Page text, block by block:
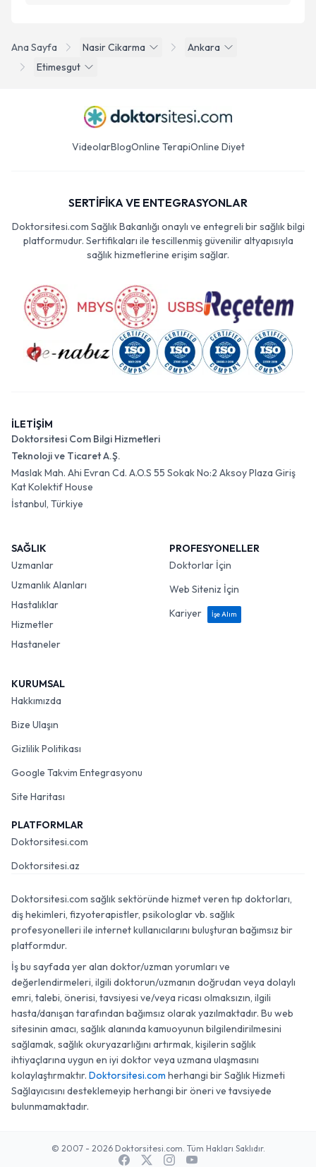
Ana Sayfa Nasir Cikarma
Ankara
Etimesgut
VideolarBlogOnline TerapiOnline Diyet
SERTİFİKA VE ENTEGRASYONLAR
Doktorsitesi.com Sağlık Bakanlığı onaylı ve entegreli bir sağlık bilgi
platformudur. Sertifikaları ile tescillenmiş güvenilir altyapısıyla
sağlık hizmetlerine erişim sağlar.
İLETİŞİM
Doktorsitesi Com Bilgi Hizmetleri
Teknoloji ve Ticaret A.Ş.
Maslak Mah. Ahi Evran Cd. A.O.S 55 Sokak No:2 Aksoy Plaza Giriş
Kat Kolektif House
İstanbul, Türkiye
SAĞLIK
Uzmanlar
Uzmanlık Alanları
Hastalıklar
Hizmetler
Hastaneler
PROFESYONELLER
Doktorlar İçin
Web Siteniz İçin
Kariyer
İşe Alım
KURUMSAL
Hakkımızda
Bize Ulaşın
Gizlilik Politikası
Google Takvim Entegrasyonu
Site Haritası
PLATFORMLAR
Doktorsitesi.com
Doktorsitesi.az
Doktorsitesi.com sağlık sektöründe hizmet veren tıp doktorları,
diş hekimleri, fizyoterapistler, psikologlar vb. sağlık
profesyonelleri ile internet kullanıcılarını buluşturan bağımsız bir
platformdur.
İş bu sayfada yer alan doktor/uzman yorumları ve
değerlendirmeleri, ilgili doktorun/uzmanın doğrudan veya dolaylı
emri, talebi, önerisi, tavsiyesi ve/veya ricası olmaksızın, ilgili
hasta/danışan tarafından bağımsız olarak yazılmaktadır. Bu web
sitesinin amacı, sağlık alanında kamuoyunun bilgilendirilmesini
sağlamak, sağlık okuryazarlığını artırmak, kişilerin sağlık
ihtiyaçlarına uygun en iyi doktor veya uzmana ulaşmasını
kolaylaştırmaktır. Doktorsitesi.com herhangi bir Sağlık Hizmeti
Sağlayıcısını desteklemeyip herhangi bir öneri ve tavsiyede
bulunmamaktadır.
© 2007 - 2026 Doktorsitesi.com. Tüm Hakları Saklıdır.